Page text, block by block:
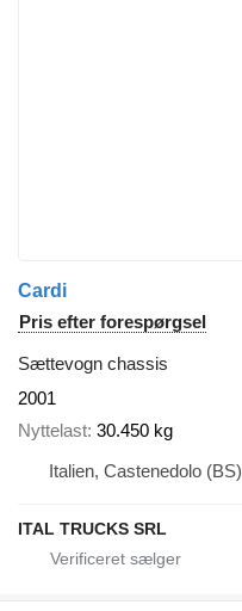
Cardi
Pris efter forespørgsel
Sættevogn chassis
2001
Nyttelast 30.450 kg
Italien, Castenedolo (BS)
ITAL TRUCKS SRL